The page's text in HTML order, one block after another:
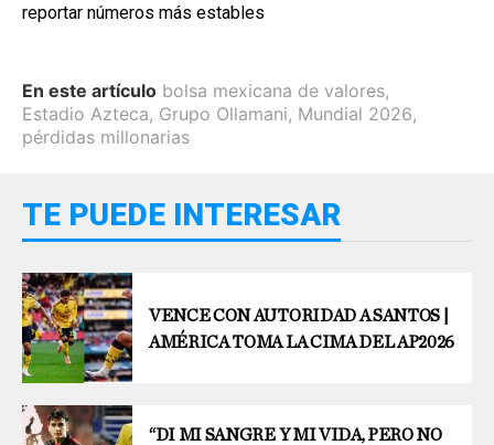
reportar números más estables
En este artículo bolsa mexicana de valores,
Estadio Azteca, Grupo Ollamani, Mundial 2026,
pérdidas millonarias
TE PUEDE INTERESAR
VENCE CON AUTORIDAD A SANTOS |
AMÉRICA TOMA LA CIMA DEL AP2026
“DI MI SANGRE Y MI VIDA, PERO NO